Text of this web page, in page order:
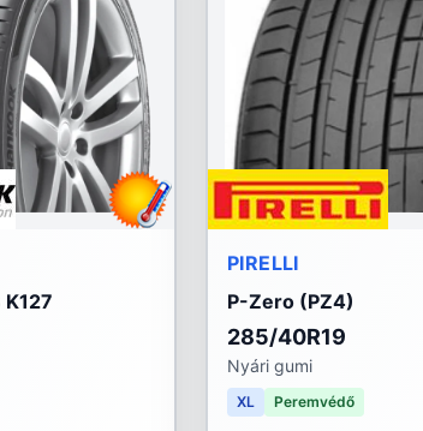
PIRELLI
P-Zero (PZ4)
285/40R19
Nyári gumi
XL Peremvédő